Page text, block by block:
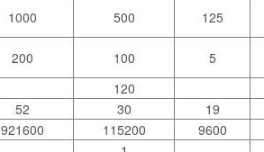
125
500
1000
5
100
200
120
19
30
52
9600
115200
921600